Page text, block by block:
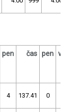
pen čas pen
4 137.41 0